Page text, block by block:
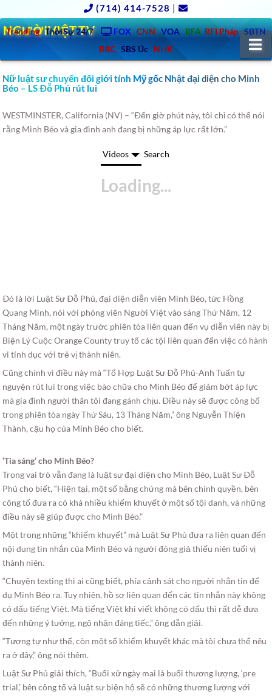
(714) 414-7528 |
Trending ThờiSự 24/7 FOX CNN VOA RFA RFI Pháp SBTN
BBC SBS Úc NHK
NGƯỜIVIỆT.TV
Nữ luật sư chuyển đổi giới tính Mỹ gốc Nhật đại diện cho Minh
Béo – LS Ðỗ Phủ rút lui
WESTMINSTER, California (NV) – “Ðến giờ phút này, tôi chỉ có thể nói
rằng Minh Béo và gia đình anh đang bị những áp lực rất lớn.”
Videos Search
Ðó là lời Luật Sư Ðỗ Phủ, đại diện diễn viên Minh Béo, tức Hồng
Quang Minh, nói với phóng viên Người Việt vào sáng Thứ Năm, 12
Tháng Năm, một ngày trước phiên tòa liên quan đến vụ diễn viên này bị
Biện Lý Cuộc Orange County truy tố các tội liên quan đến việc có hành
vi tính dục với trẻ vị thành niên.
Cũng chính vì điều này mà “Tổ Hợp Luật Sư Ðỗ Phủ-Anh Tuấn tự
nguyện rút lui trong việc bào chữa cho Minh Béo để giảm bớt áp lực
mà gia đình người thân tôi đang gánh chịu. Ðiều này sẽ được công bố
trong phiên tòa ngày Thứ Sáu, 13 Tháng Năm,” ông Nguyễn Thiện
Thành, cậu họ của Minh Béo cho biết.
‘Tia sáng’ cho Minh Béo?
Trong vai trò vẫn đang là luật sư đại diện cho Minh Béo, Luật Sư Ðỗ
Phủ cho biết, “Hiện tại, một số bằng chứng mà bên chính quyền, bên
công tố đưa ra có khá nhiều khiếm khuyết ở một số tội danh, và những
điều này sẽ giúp được cho Minh Béo.”
Một trong những “khiếm khuyết” mà Luật Sư Phủ đưa ra liên quan đến
nội dung tin nhắn của Minh Béo và người đóng giả thiếu niên tuổi vị
thành niên.
“Chuyện texting thì ai cũng biết, phía cảnh sát cho người nhắn tin để
dụ Minh Béo ra. Tuy nhiên, hồ sơ liên quan đến các tin nhắn này không
có dấu tiếng Việt. Mà tiếng Việt khi viết không có dấu thì rất dễ đưa
đến những ý tưởng, ngộ nhận đáng tiếc,” ông dẫn giải.
“Tương tự như thế, còn một số khiếm khuyết khác mà tôi chưa thể nêu
ra ở đây,” ông nói thêm.
Luật Sư Phủ giải thích, “Buổi xử ngày mai là buổi thương lượng, ‘pre
trial,’ bên công tố và luật sư biện hộ sẽ có những thương lượng với